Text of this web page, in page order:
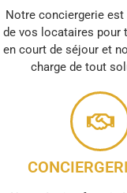
Notre conciergerie
de vos locataires pour
en court de séjour et
charge de tout